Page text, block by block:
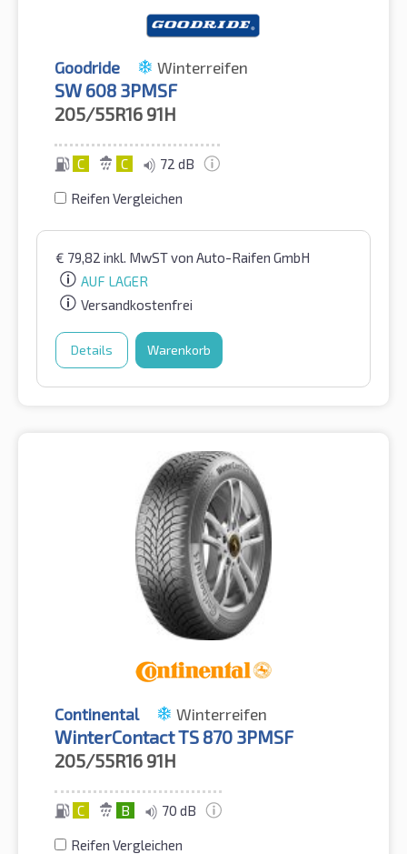
Goodride Winterreifen
SW 608 3PMSF
205/55R16 91H
C C 72 dB
Reifen Vergleichen
€ 79,82 inkl. MwSTvon Auto-Raifen GmbH
AUF LAGER
Versandkostenfrei
Details Warenkorb
Continental Winterreifen
WinterContact TS 870 3PMSF
205/55R16 91H
C B 70 dB
Reifen Vergleichen